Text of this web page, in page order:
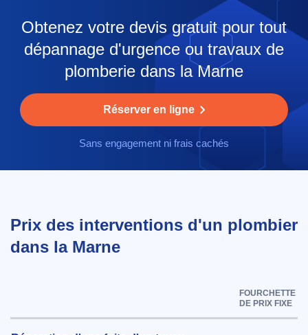
Obtenez votre devis gratuit pour tout
dépannage d'urgence ou travaux de
plomberie dans la Marne
Réserver en ligne
Sans engagement ni frais cachés
Prix des interventions d'un plombier
dans la Marne
FOURCHETTE
DE PRIX FIXE